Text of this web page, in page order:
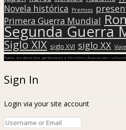
Novela histórica Premios
Primera Guerra Mundial
Segunda Guerra
Siglo XIX siglo XVI siglo XX
Todos los derechos pertenecen a Hislibris Asociación cultural
Sign In
Login via your site account